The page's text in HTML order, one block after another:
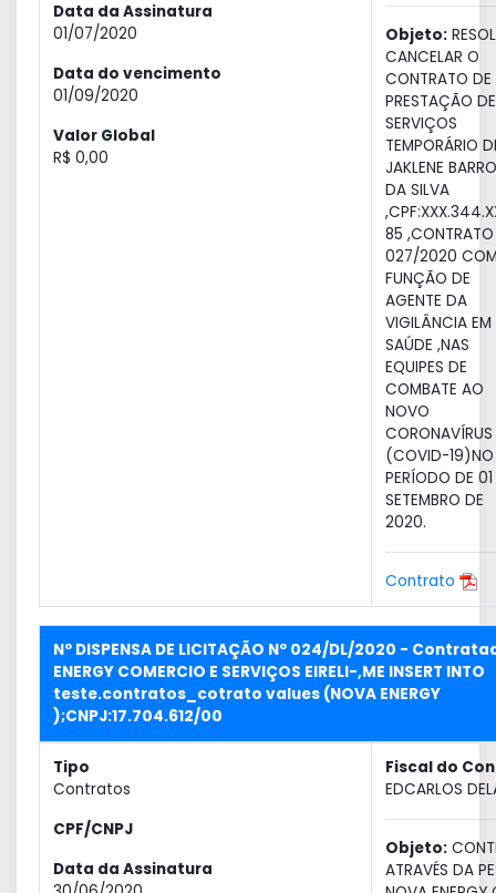
Data da Assinatura
01/07/2020
Data do vencimento
01/09/2020
Valor Global
R$ 0,00
Objeto:
CANCELAR O
CONTRATO DE
PRESTAÇÃO DE
SERVIÇOS
TEMPORÁRIO
JAKLENE
DA SILVA
85
027/2020
FUNÇÃO DE
AGENTE DA
VIGILÂNCIA EM
SAÚDE ,NAS
EQUIPES DE
COMBATE AO
NOVO
CORONAVÍRUS
(COVID-19)NO
PERÍODO DE
SETEMBRO DE
2020.
Contrato
Nº DISPENSA DE LICITAÇÃO Nº 024/DL/2020 -
ENERGY COMERCIO E SERVIÇOS EIRELI-,ME INSERT INTO
teste.contratos_cotrato values (NOVA ENERGY
);CNPJ:17.704.612/00
Tipo
Contratos
CPF/CNPJ
Data da Assinatura
Fiscal do
EDCARLOS
Objeto:
ATRAVÉS DA